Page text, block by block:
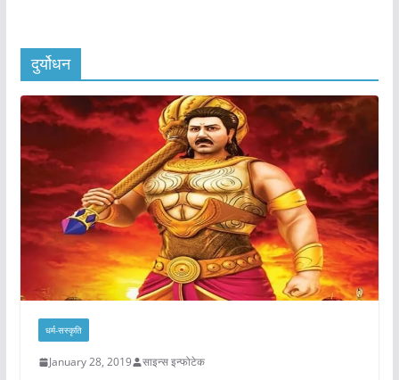
दुर्योधन
धर्म-सस्कृति
January 28, 2019 साइन्स इन्फोटेक